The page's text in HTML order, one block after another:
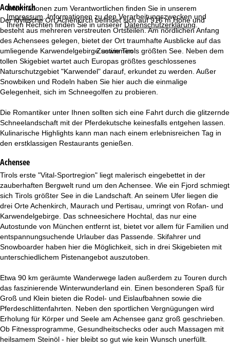
Informationen zum Verantwortlichen finden Sie in unserem
Impressum . Informationen zu den Verarbeitungszwecken und
Ihren Rechten finden Sie in unsererDatenschutzerklärung.
Zustimmen
r
t
s
i
t
e
Achenkirch
Der idyllische Ort Achenkirch befindet sich auf 916 m Höhe und
besteht aus mehreren verstreuten Ortsteilen. Am nördlichen Anfang
des Achensees gelegen, bietet der Ort traumhafte Ausblicke auf das
umliegende Karwendelgebirge sowie Tirols größten See. Neben dem
tollen Skigebiet wartet auch Europas größtes geschlossenes
Naturschutzgebiet "Karwendel" darauf, erkundet zu werden. Außer
Snowbiken und Rodeln haben Sie hier auch die einmalige
Gelegenheit, sich im Schneegolfen zu probieren.
Die Romantiker unter Ihnen sollten sich eine Fahrt durch die glitzernde
Schneelandschaft mit der Pferdekutsche keinesfalls entgehen lassen.
Kulinarische Highlights kann man nach einem erlebnisreichen Tag in
den erstklassigen Restaurants genießen.
Achensee
Tirols erste "Vital-Sportregion" liegt malerisch eingebettet in der
zauberhaften Bergwelt rund um den Achensee. Wie ein Fjord schmiegt
sich Tirols größter See in die Landschaft. An seinem Ufer liegen die
drei Orte Achenkirch, Maurach und Pertisau, umringt von Rofan- und
Karwendelgebirge. Das schneesichere Hochtal, das nur eine
Autostunde von München entfernt ist, bietet vor allem für Familien und
entspannungsuchende Urlauber das Passende. Skifahrer und
Snowboarder haben hier die Möglichkeit, sich in drei Skigebieten mit
unterschiedlichem Pistenangebot auszutoben.
Etwa 90 km geräumte Wanderwege laden außerdem zu Touren durch
das faszinierende Winterwunderland ein. Einen besonderen Spaß für
Groß und Klein bieten die Rodel- und Eislaufbahnen sowie die
Pferdeschlittenfahrten. Neben den sportlichen Vergnügungen wird
Erholung für Körper und Seele am Achensee ganz groß geschrieben.
Ob Fitnessprogramme, Gesundheitschecks oder auch Massagen mit
heilsamem Steinöl - hier bleibt so gut wie kein Wunsch unerfüllt.